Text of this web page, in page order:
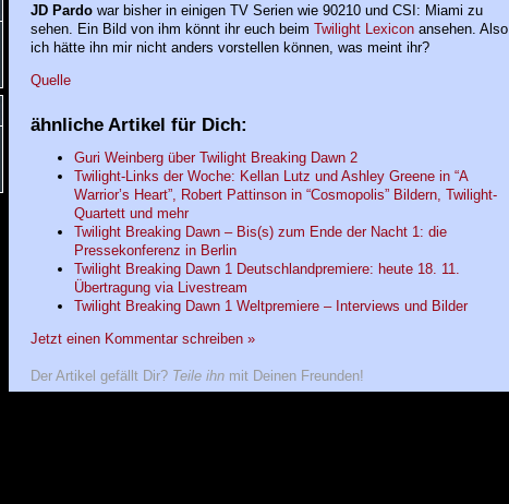
JD Pardowar bisher in einigen TV Serien wie 90210 und CSI: Miami zu
sehen. Ein Bild von ihm könnt ihr euch beim Twilight Lexiconansehen. Also
ich hätte ihn mir nicht anders vorstellen können, was meint ihr?
Quelle
ähnliche Artikel für Dich:
Guri Weinberg über Twilight Breaking Dawn 2
Twilight-Links der Woche: Kellan Lutz und Ashley Greene in “A
Warrior’s Heart”, Robert Pattinson in “Cosmopolis” Bildern, Twilight-
Quartett und mehr
Twilight Breaking Dawn – Bis(s) zum Ende der Nacht 1: die
Pressekonferenz in Berlin
Twilight Breaking Dawn 1 Deutschlandpremiere: heute 18. 11.
Übertragung via Livestream
Twilight Breaking Dawn 1 Weltpremiere – Interviews und Bilder
Jetzt einen Kommentar schreiben »
Der Artikel gefällt Dir? Teile ihnmit Deinen Freunden!